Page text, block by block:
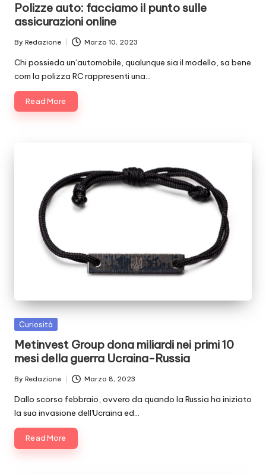
Polizze auto: facciamo il punto sulle
assicurazioni online
Posted
by
By Redazione Marzo 10, 2023
Chi possieda un’automobile, qualunque sia il modello, sa bene
com la polizza RC rappresenti una…
Read More
Posted
Curiosità
Metinvest Group dona miliardi nei primi 10
mesi della guerra Ucraina-Russia
Posted
by
By Redazione Marzo 8, 2023
Dallo scorso febbraio, ovvero da quando la Russia ha iniziato
la sua invasione dell'Ucraina ed…
Read More